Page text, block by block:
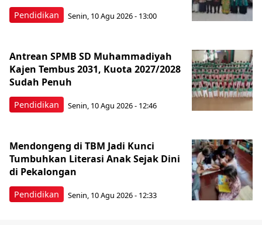
Pendidikan Senin, 10 Agu 2026 - 13:00
Pendidikan
Antrean SPMB SD Muhammadiyah
Kajen Tembus 2031, Kuota 2027/2028
Sudah Penuh
Senin, 10 Agu 2026 - 12:46
Pendidikan
Mendongeng di TBM Jadi Kunci
Tumbuhkan Literasi Anak Sejak Dini
di Pekalongan
Senin, 10 Agu 2026 - 12:33